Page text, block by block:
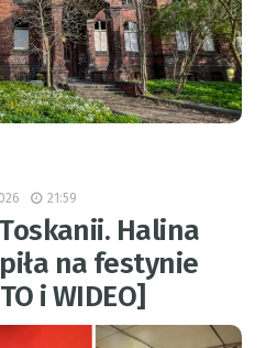
21:59
Halina
na festynie
i WIDEO]